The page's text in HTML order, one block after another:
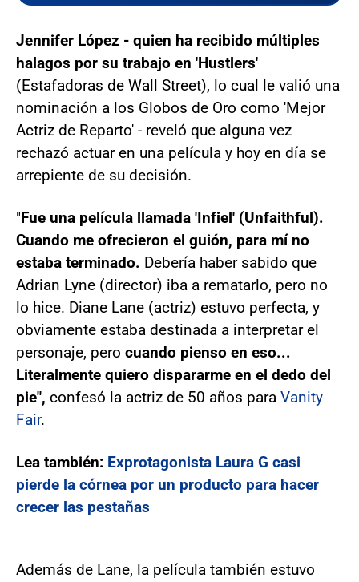
Jennifer López - quien ha recibido múltiples
halagos por su trabajo en 'Hustlers'
(Estafadoras de Wall Street), lo cual le valió una
nominación a los Globos de Oro como 'Mejor
Actriz de Reparto' - reveló que alguna vez
rechazó actuar en una película y hoy en día se
arrepiente de su decisión.
"Fue una película llamada 'Infiel' (Unfaithful).
Cuando me ofrecieron el guión, para mí no
estaba terminado. Debería haber sabido que
Adrian Lyne (director) iba a rematarlo, pero no
lo hice. Diane Lane (actriz) estuvo perfecta, y
obviamente estaba destinada a interpretar el
personaje, pero cuando pienso en eso...
Literalmente quiero dispararme en el dedo del
pie", confesó la actriz de 50 años para Vanity
Fair.
Lea también: Exprotagonista Laura G casi
pierde la córnea por un producto para hacer
crecer las pestañas
Además de Lane, la película también estuvo